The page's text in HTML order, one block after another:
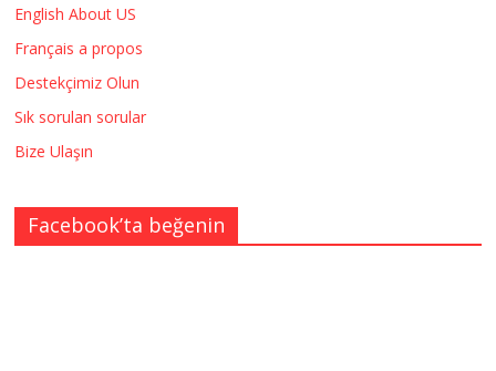
English About US
Français a propos
Destekçimiz Olun
Sık sorulan sorular
Bize Ulaşın
Facebook’ta beğenin